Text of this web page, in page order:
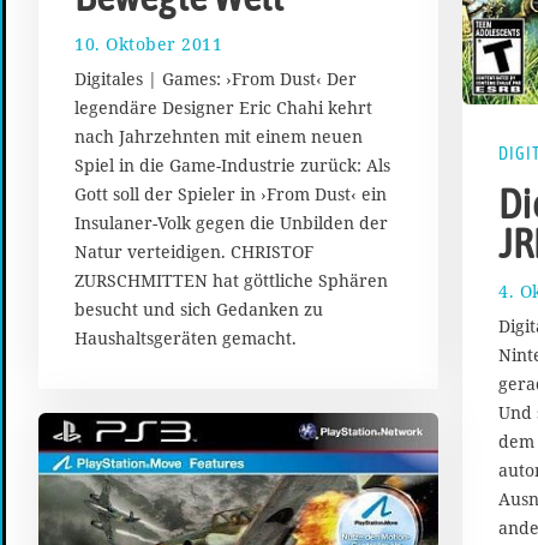
10. Oktober 2011
.
S
e
p
t
m
b
e
r
2
0
Digitales | Games: ›From Dust‹ Der
legendäre Designer Eric Chahi kehrt
nach Jahrzehnten mit einem neuen
Spiel in die Game-Industrie zurück: Als
Gott soll der Spieler in ›From Dust‹ ein
Insulaner-Volk gegen die Unbilden der
Natur verteidigen. CHRISTOF
ZURSCHMITTEN hat göttliche Sphären
besucht und sich Gedanken zu
Haushaltsgeräten gemacht.
4.
Und